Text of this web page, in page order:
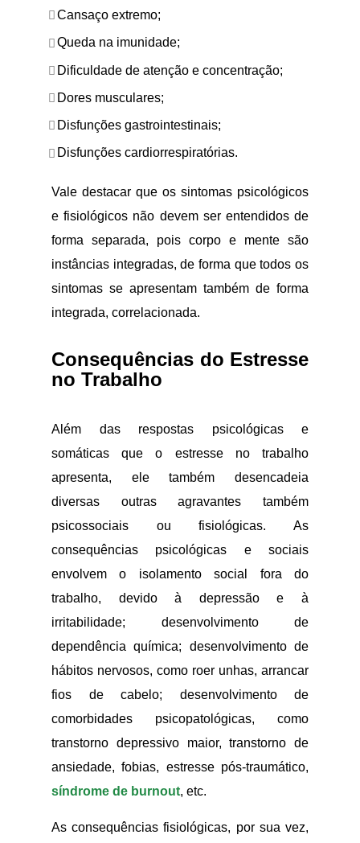
Cansaço extremo;
Queda na imunidade;
Dificuldade de atenção e concentração;
Dores musculares;
Disfunções gastrointestinais;
Disfunções cardiorrespiratórias.
Vale destacar que os sintomas psicológicos
e fisiológicos não devem ser entendidos de
forma separada, pois corpo e mente são
instâncias integradas, de forma que todos os
sintomas se apresentam também de forma
integrada, correlacionada.
Consequências do Estresse
no Trabalho
Além das respostas psicológicas e
somáticas que o estresse no trabalho
apresenta, ele também desencadeia
diversas outras agravantes também
psicossociais ou fisiológicas. As
consequências psicológicas e sociais
envolvem o isolamento social fora do
trabalho, devido à depressão e à
irritabilidade; desenvolvimento de
dependência química; desenvolvimento de
hábitos nervosos, como roer unhas, arrancar
fios de cabelo; desenvolvimento de
comorbidades psicopatológicas, como
transtorno depressivo maior, transtorno de
ansiedade, fobias, estresse pós-traumático,
síndrome de burnout, etc.
As consequências fisiológicas, por sua vez,